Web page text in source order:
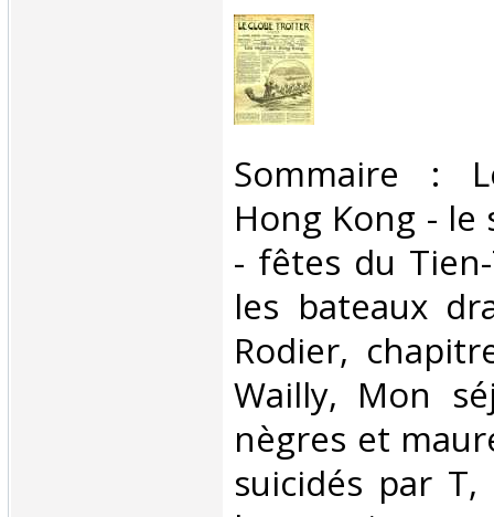
‎Sommaire :
Hong Kong -
- fêtes du
les bateaux
Rodier,
Wailly, Mon
nègres et
suicidés par